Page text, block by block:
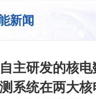
新闻
主研发的核
系统在两大